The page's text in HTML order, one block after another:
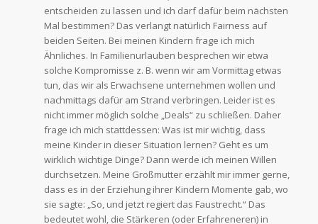
entscheiden zu lassen und ich darf dafür beim nächsten
Mal bestimmen? Das verlangt natürlich Fairness auf
beiden Seiten. Bei meinen Kindern frage ich mich
Ähnliches. In Familienurlauben besprechen wir etwa
solche Kompromisse z. B. wenn wir am Vormittag etwas
tun, das wir als Erwachsene unternehmen wollen und
nachmittags dafür am Strand verbringen. Leider ist es
nicht immer möglich solche „Deals“ zu schließen. Daher
frage ich mich stattdessen: Was ist mir wichtig, dass
meine Kinder in dieser Situation lernen? Geht es um
wirklich wichtige Dinge? Dann werde ich meinen Willen
durchsetzen. Meine Großmutter erzählt mir immer gerne,
dass es in der Erziehung ihrer Kindern Momente gab, wo
sie sagte: „So, und jetzt regiert das Faustrecht.“ Das
bedeutet wohl, die Stärkeren (oder Erfahreneren) in